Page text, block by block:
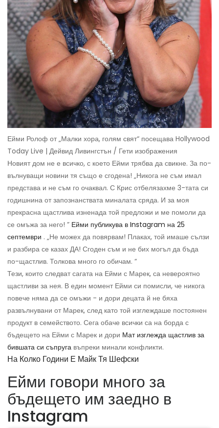
Ейми Ролоф от „Малки хора, голям свят“ посещава Hollywood
Today Live | Дейвид Ливингстън / Гети изображения
Новият дом не е всичко, с което Ейми трябва да свикне. За по-
вълнуващи новини тя също е сгодена! „Никога не съм имал
представа и не съм го очаквал. С Крис отбелязахме 3-тата си
годишнина от запознанствата миналата сряда. И за моя
прекрасна щастлива изненада той предложи и ме помоли да
се омъжа за него! ” Ейми публикува в Instagram на 25
септември . „Не можех да повярвам! Плаках, той имаше сълзи
и разбира се казах ДА! Сгоден съм и не бих могъл да бъда
по-щастлив. Толкова много го обичам. “
Тези, които следват сагата на Ейми с Марек, са невероятно
щастливи за нея. В един момент Ейми си помисли, че никога
повече няма да се омъжи - и дори децата й не бяха
развълнувани от Марек, след като той изглеждаше постоянен
продукт в семейството. Сега обаче всички са на борда с
бъдещето на Ейми с Марек и дори Мат изглежда щастлив за
бившата си съпруга въпреки минали конфликти.
На Колко Години Е Майк Тя Шефски
Ейми говори много за
бъдещето им заедно в
Instagram